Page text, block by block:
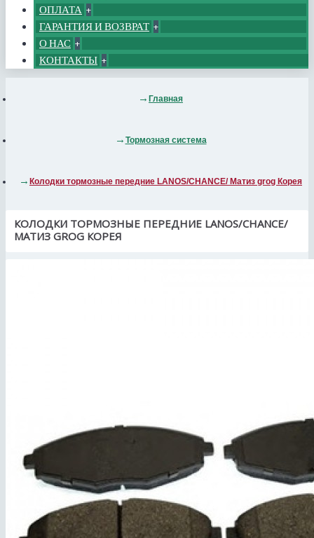
ОПЛАТА +
ГАРАНТИЯ И ВОЗВРАТ +
О НАС +
КОНТАКТЫ +
Главная
Тормозная система
Колодки тормозные передние LANOS/CHANCE/ Матиз grog Корея
КОЛОДКИ ТОРМОЗНЫЕ ПЕРЕДНИЕ LANOS/CHANCE/
МАТИЗ GROG КОРЕЯ